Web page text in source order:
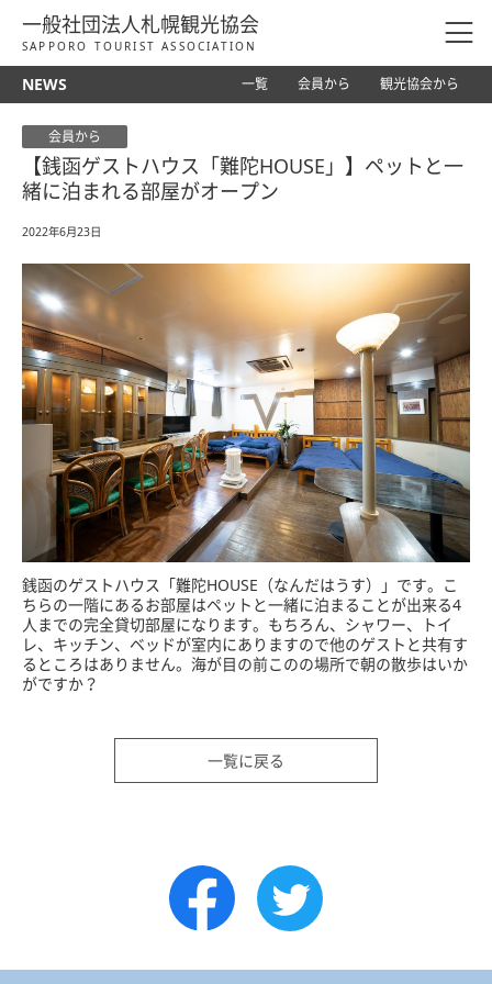
一般社団法人札幌観光協会
SAPPORO TOURIST ASSOCIATION
NEWS 一覧 会員から 観光協会から
会員から
【銭函ゲストハウス「難陀HOUSE」】ペットと一
緒に泊まれる部屋がオープン
2022年6月23日
銭函のゲストハウス「難陀HOUSE（なんだはうす）」です。こ
ちらの一階にあるお部屋はペットと一緒に泊まることが出来る4
人までの完全貸切部屋になります。もちろん、シャワー、トイ
レ、キッチン、ベッドが室内にありますので他のゲストと共有す
るところはありません。海が目の前このの場所で朝の散歩はいか
がですか？
一覧に戻る